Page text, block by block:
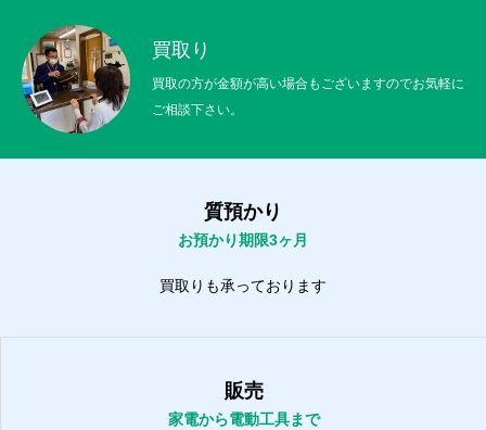
買取り
買取の方が金額が高い場合もございますのでお気軽に
ご相談下さい。
質預かり
お預かり期限3ヶ月
買取りも承っております
販売
家電から電動工具まで